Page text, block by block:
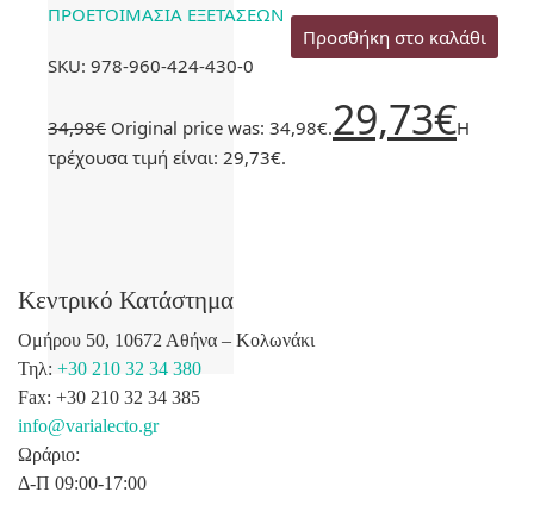
ΠΡΟΕΤΟΙΜΑΣΙΑ ΕΞΕΤΑΣΕΩΝ
Προσθήκη στο καλάθι
SKU: 978-960-424-430-0
34,98€ Original price was: 34,98€.29,73€Η
τρέχουσα τιμή είναι: 29,73€.
Κεντρικό Κατάστημα
Ομήρου 50, 10672 Αθήνα – Κολωνάκι
Τηλ: +30 210 32 34 380
Fax: +30 210 32 34 385
info@varialecto.gr
Ωράριο:
Δ-Π 09:00-17:00